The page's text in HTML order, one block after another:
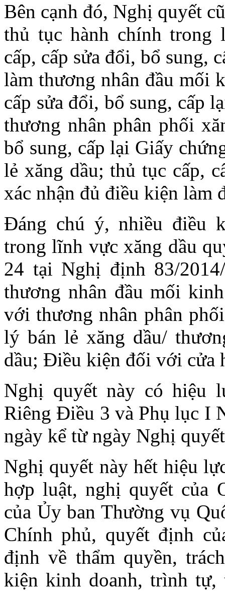
Bên cạnh đó, Nghị quyết
thủ tục hành chính trong
cấp, cấp sửa đổi, bổ sung,
làm thương nhân đầu mối
cấp sửa đổi, bổ sung, cấp
thương nhân phân phối
bổ sung, cấp lại Giấy
lẻ xăng dầu; thủ tục cấp,
xác nhận đủ điều kiện làm
Đáng chú ý, nhiều điều
trong lĩnh vực xăng dầu
24 tại Nghị định 83/
thương nhân đầu mối
với thương nhân phân
lý bán lẻ xăng dầu/
dầu; Điều kiện đối với cửa
Nghị quyết này có hiệu
Riêng Điều 3 và Phụ lục I
ngày kể từ ngày Nghị
Nghị quyết này hết hiệu
hợp luật, nghị quyết của
của Ủy ban Thường vụ
Chính phủ, quyết định
định về thẩm quyền,
kiện kinh doanh, trình